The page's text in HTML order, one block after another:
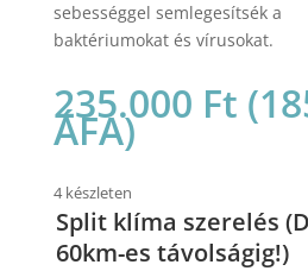
sebességgel semlegesítsék a
baktériumokat és vírusokat.
235.000 Ft (
ÁFA)
4 készleten
Split klíma szerelés
60km-es távolságig!)